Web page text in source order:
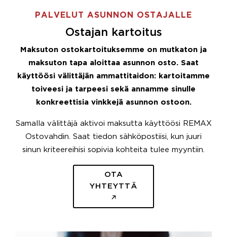
PALVELUT ASUNNON OSTAJALLE
Ostajan kartoitus
Maksuton ostokartoituksemme on mutkaton ja
maksuton tapa aloittaa asunnon osto. Saat
käyttöösi välittäjän ammattitaidon: kartoitamme
toiveesi ja tarpeesi sekä annamme sinulle
konkreettisia vinkkejä asunnon ostoon.
Samalla välittäjä aktivoi maksutta käyttöösi REMAX
Ostovahdin. Saat tiedon sähköpostiisi, kun juuri
sinun kriteereihisi sopivia kohteita tulee myyntiin.
OTA
YHTEYTTÄ